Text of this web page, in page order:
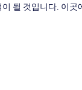
될 것입니다. 이